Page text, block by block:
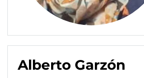
Alberto Garzón